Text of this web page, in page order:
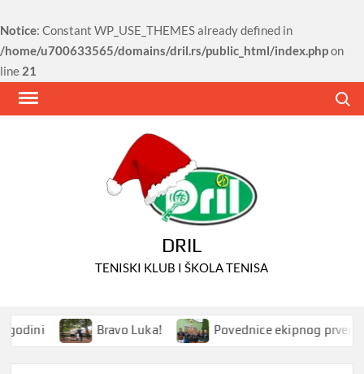
Notice: Constant WP_USE_THEMES already defined in
/home/u700633565/domains/dril.rs/public_html/index.phpon
line 21
Skip
DRIL
TENISKI KLUB I ŠKOLA TENISA
Bravo Luka! Povednice ekipnog